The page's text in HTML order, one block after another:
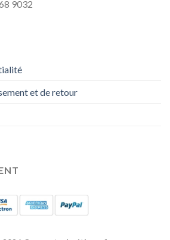
9032
et de retour